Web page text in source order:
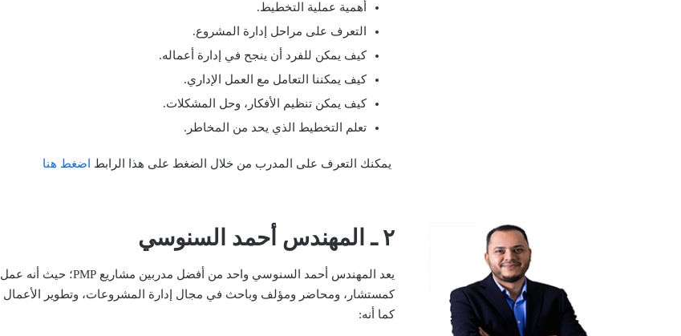
أهمية عملية التخطيط.
التعرف على مراحل إدارة المشروع.
كيف يمكن للفرد أن ينجح في إدارة أعماله.
كيف يمكننا التعامل مع العمل الإداري.
كيف يمكن تنظيم الأفكار، وحل المشكلات.
تعلم التخطيط الذي يحد من المخاطر.
يمكنك التعرف على المدرب من خلال الضغط على هذا الرابط اضغط هنا
٢ ـ المهندس أحمد السنوسي
يعد المهندس أحمد السنوسي واحد من أفضل مدربين مشاريع PMP؛ حيث أنه عمل
كمستشار، ومحاضر ومؤلف وباحث في مجال إدارة المشروعات، وتطوير الأعمال
كما أنه: